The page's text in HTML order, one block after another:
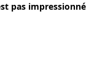
pas impressionné